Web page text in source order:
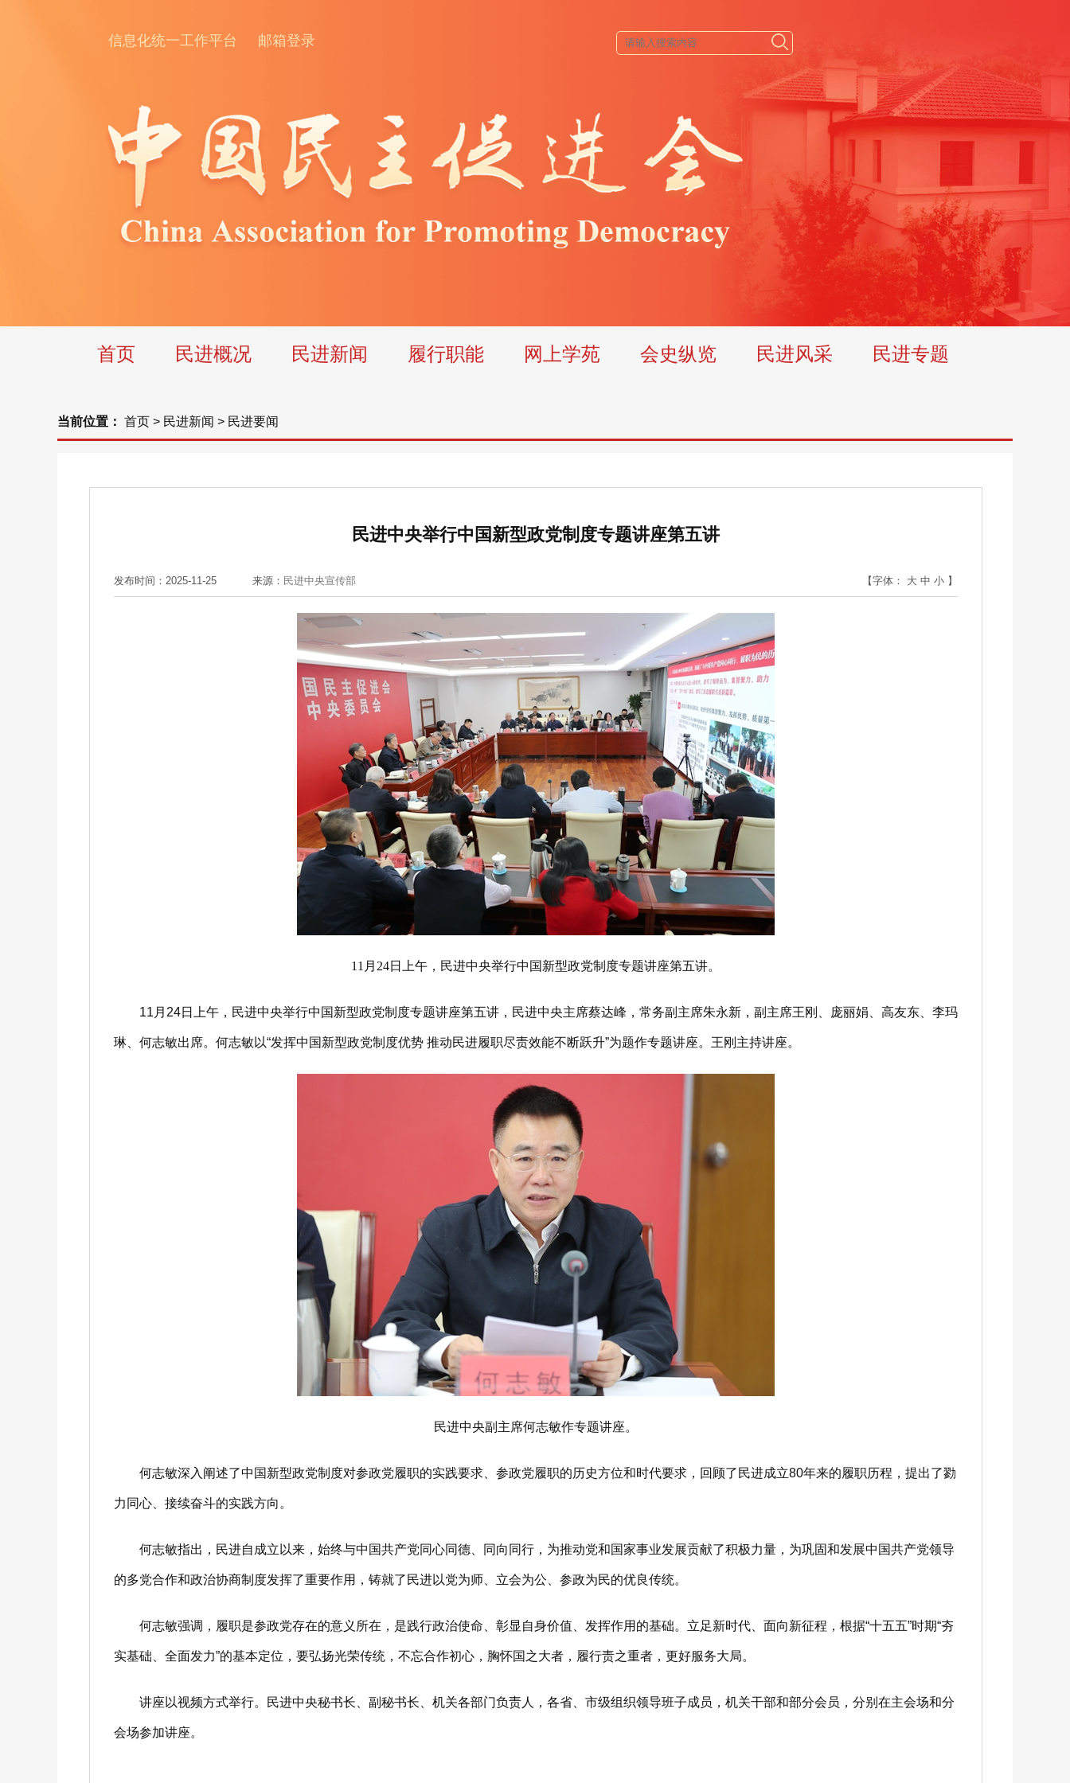
信息化统一工作平台 邮箱登录
首页 民进概况 民进新闻 履行职能 网上学苑 会史纵览 民进风采 民进专题
当前位置： 首页 > 民进新闻 > 民进要闻
民进中央举行中国新型政党制度专题讲座第五讲
发布时间：2025-11-25 来源： 民进中央宣传部 【字体： 大 中 小 】
11月24日上午，民进中央举行中国新型政党制度专题讲座第五讲。
11月24日上午，民进中央举行中国新型政党制度专题讲座第五讲，民进中央主席蔡达峰，常务副主席朱永新，副主席王刚、庞丽娟、高友东、李玛
琳、何志敏出席。何志敏以“发挥中国新型政党制度优势 推动民进履职尽责效能不断跃升”为题作专题讲座。王刚主持讲座。
民进中央副主席何志敏作专题讲座。
何志敏深入阐述了中国新型政党制度对参政党履职的实践要求、参政党履职的历史方位和时代要求，回顾了民进成立80年来的履职历程，提出了勠
力同心、接续奋斗的实践方向。
何志敏指出，民进自成立以来，始终与中国共产党同心同德、同向同行，为推动党和国家事业发展贡献了积极力量，为巩固和发展中国共产党领导
的多党合作和政治协商制度发挥了重要作用，铸就了民进以党为师、立会为公、参政为民的优良传统。
何志敏强调，履职是参政党存在的意义所在，是践行政治使命、彰显自身价值、发挥作用的基础。立足新时代、面向新征程，根据“十五五”时期“夯
实基础、全面发力”的基本定位，要弘扬光荣传统，不忘合作初心，胸怀国之大者，履行责之重者，更好服务大局。
讲座以视频方式举行。民进中央秘书长、副秘书长、机关各部门负责人，各省、市级组织领导班子成员，机关干部和部分会员，分别在主会场和分
会场参加讲座。